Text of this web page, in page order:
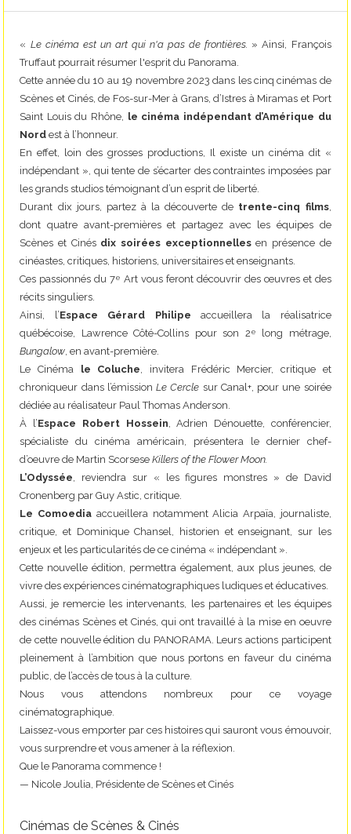
« Le cinéma est un art qui n'a pas de frontières. » Ainsi, François
Truffaut pourrait résumer l'esprit du Panorama.
Cette année du 10 au 19 novembre 2023 dans les cinq cinémas de
Scènes et Cinés, de Fos-sur-Mer à Grans, d’Istres à Miramas et Port
Saint Louis du Rhône, le cinéma indépendant d’Amérique du
Nordest à l’honneur.
En effet, loin des grosses productions, Il existe un cinéma dit «
indépendant », qui tente de s’écarter des contraintes imposées par
les grands studios témoignant d’un esprit de liberté.
Durant dix jours, partez à la découverte de trente-cinq films,
dont quatre avant-premières et partagez avec les équipes de
Scènes et Cinés dix soirées exceptionnellesen présence de
cinéastes, critiques, historiens, universitaires et enseignants.
Ces passionnés du 7e Art vous feront découvrir des œuvres et des
récits singuliers.
Ainsi, l’Espace Gérard Philipe accueillera la réalisatrice
québécoise, Lawrence Côté-Collins pour son 2e
long métrage,
Bungalow , en avant-première.
Le Cinéma le Coluche , invitera Frédéric Mercier, critique et
chroniqueur dans l’émissionLe Cercle sur Canal+, pour une soirée
dédiée au réalisateur Paul Thomas Anderson.
À l’Espace Robert Hossein , Adrien Dénouette, conférencier,
spécialiste du cinéma américain, présentera le dernier chef-
d’oeuvre de Martin ScorseseKillers of the Flower Moon.
L’Odyssée , reviendra sur « les figures monstres » de David
Cronenberg par Guy Astic, critique.
Le Comoedia accueillera notamment Alicia Arpaïa, journaliste,
critique, et Dominique Chansel, historien et enseignant, sur les
enjeux et les particularités de ce cinéma « indépendant ».
Cette nouvelle édition, permettra également, aux plus jeunes, de
vivre des expériences cinématographiques ludiques et éducatives.
Aussi, je remercie les intervenants, les partenaires et les équipes
des cinémas Scènes et Cinés, qui ont travaillé à la mise en oeuvre
de cette nouvelle édition du PANORAMA. Leurs actions participent
pleinement à l’ambition que nous portons en faveur du cinéma
public, de l’accès de tous à la culture.
Nous vous attendons nombreux pour ce voyage
cinématographique.
Laissez-vous emporter par ces histoires qui sauront vous émouvoir,
vous surprendre et vous amener à la réflexion.
Que le Panorama commence !
— Nicole Joulia, Présidente de Scènes et Cinés
Cinémas de Scènes & Cinés